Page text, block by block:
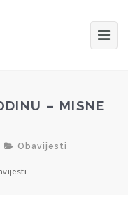
– MISNE
Obavijesti